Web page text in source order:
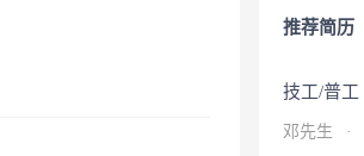
推荐简历
技工/普工
邓先生 ·